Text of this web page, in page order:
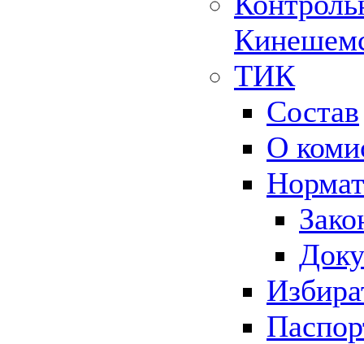
ТИК
Состав
О